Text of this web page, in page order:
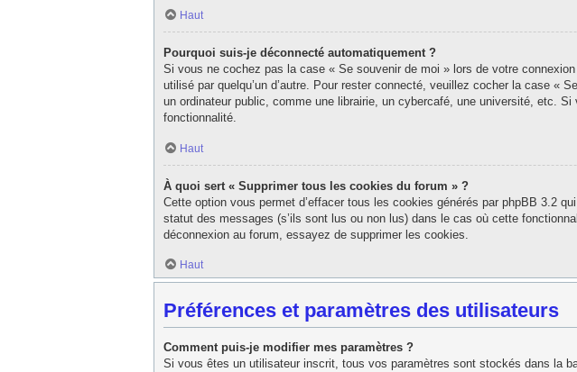
Haut
Pourquoi suis-je déconnecté automatiquement ?
Si vous ne cochez pas la case « Se souvenir de moi » lors de votre
utilisé par quelqu’un d’autre. Pour rester connecté, veuillez cocher la case «
un ordinateur public, comme une librairie, un cybercafé, une université, etc.
fonctionnalité.
Haut
À quoi sert « Supprimer tous les cookies du forum » ?
Cette option vous permet d’effacer tous les cookies générés par phpBB 3.2
statut des messages (s’ils sont lus ou non lus) dans le cas où cette
déconnexion au forum, essayez de supprimer les cookies.
Haut
Préférences et paramètres des utilisateurs
Comment puis-je modifier mes paramètres ?
Si vous êtes un utilisateur inscrit, tous vos paramètres sont stockés dans la